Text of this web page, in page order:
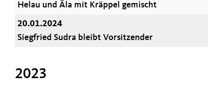
Helau und Äla mit Kräppel gemischt
20.01.2024
Siegfried Sudra bleibt Vorsitzender
2023